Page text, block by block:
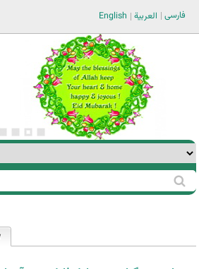
فارسی العربية English